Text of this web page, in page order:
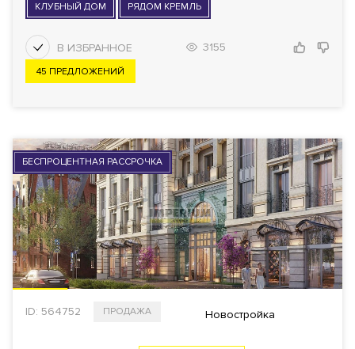
КЛУБНЫЙ ДОМ РЯДОМ КРЕМЛЬ
3155
45 ПРЕДЛОЖЕНИЙ
БЕСПРОЦЕНТНАЯ РАССРОЧКА
ID: 564752 ПРОДАЖА Новостройка